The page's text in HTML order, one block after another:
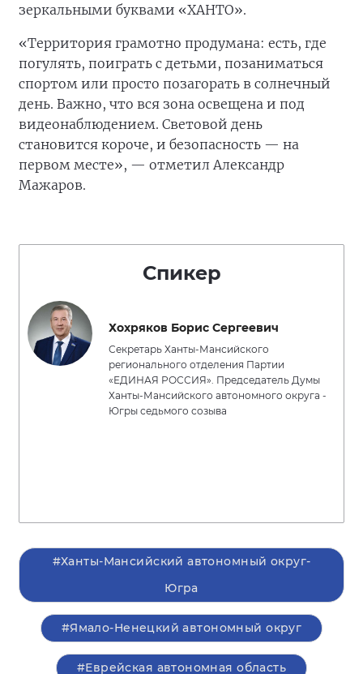
зеркальными буквами «ХАНТО».
«Территория грамотно продумана: есть, где
погулять, поиграть с детьми, позаниматься
спортом или просто позагорать в солнечный
день. Важно, что вся зона освещена и под
видеонаблюдением. Световой день
становится короче, и безопасность — на
первом месте», — отметил Александр
Мажаров.
Спикер
Хохряков Борис Сергеевич
Секретарь Ханты-Мансийского
регионального отделения Партии
«ЕДИНАЯ РОССИЯ». Председатель Думы
Ханты-Мансийского автономного округа -
Югры седьмого созыва
#Ханты-Мансийский автономный округ-
Югра
#Ямало-Ненецкий автономный округ
#Еврейская автономная область